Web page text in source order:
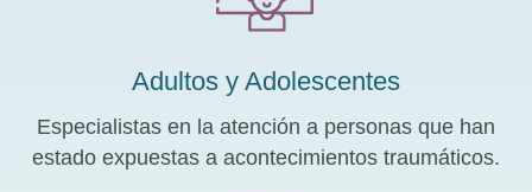
Adultos y Adolescentes
Especialistas en la atención a personas que han
estado expuestas a acontecimientos traumáticos.